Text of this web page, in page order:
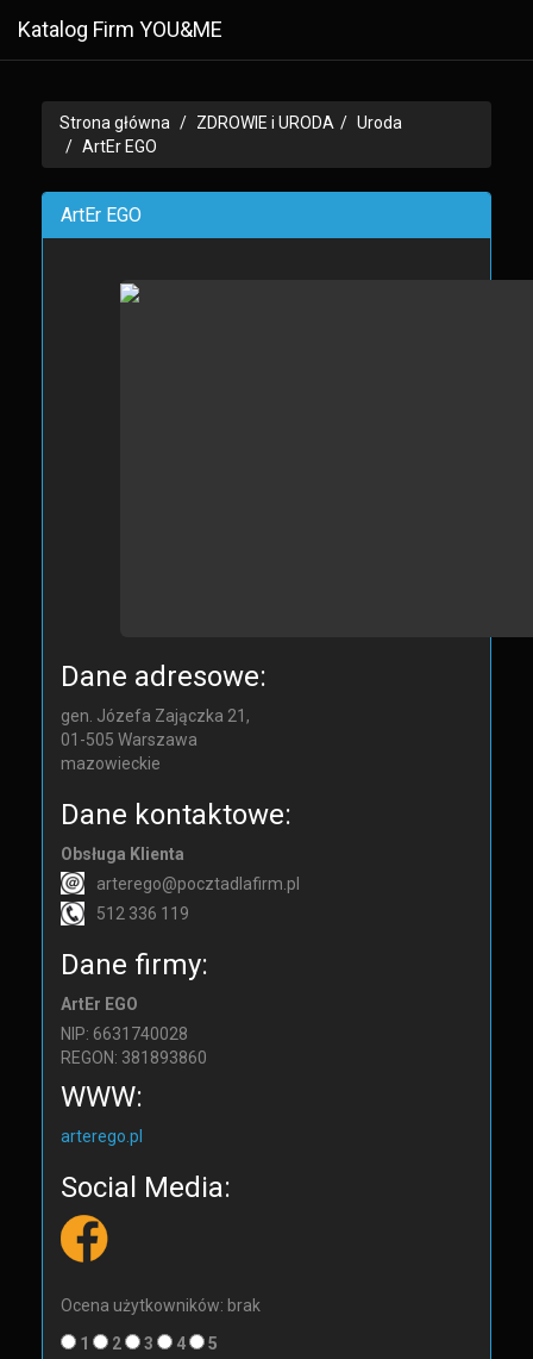
Katalog Firm YOU&ME
Strona główna ZDROWIE i URODA
Uroda
ArtEr EGO
ArtEr EGO
Dane adresowe:
gen. Józefa Zajączka 21,
01-505 Warszawa
mazowieckie
Dane kontaktowe:
Obsługa Klienta
arterego@pocztadlafirm.pl
512 336 119
Dane firmy:
ArtEr EGO
NIP: 6631740028
REGON: 381893860
WWW:
arterego.pl
Social Media:
Ocena użytkowników: brak
1
2 3 4 5